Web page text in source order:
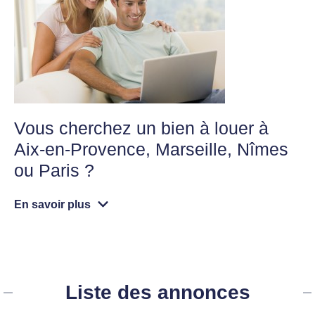
Vous cherchez un bien à louer à
Aix-en-Provence, Marseille, Nîmes
ou Paris ?
En savoir plus
Liste des annonces